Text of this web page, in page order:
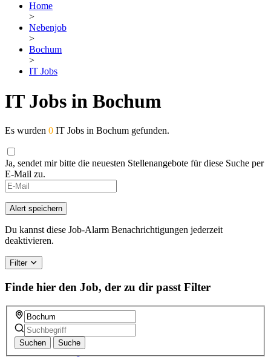
Home
>
Nebenjob
>
Bochum
>
IT Jobs
IT Jobs in Bochum
Es wurden 0 IT Jobs in Bochum gefunden.
Ja, sendet mir bitte die neuesten Stellenangebote für diese Suche per
E-Mail zu.
Alert speichern
Du kannst diese Job-Alarm Benachrichtigungen jederzeit
deaktivieren.
Filter
Finde hier den Job, der zu dir passt Filter
Suchen Suche